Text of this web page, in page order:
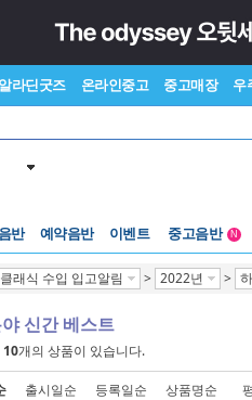
라딘굿즈 온라인중고 중고매장 우
반 예약음반 이벤트
중고음반
중고음반
N
클래식 수입 입고알림 > 2022년 >
신간 베스트
10개의 상품이 있습니다.
출시일순 등록일순 상품명순